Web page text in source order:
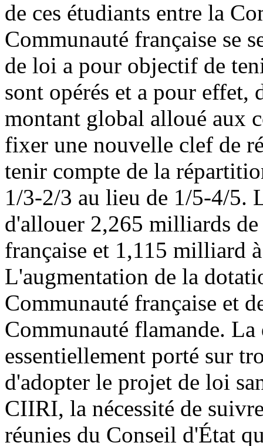
de ces étudiants entre la
Communauté française se
de loi a pour objectif de
sont opérés et a pour effet,
montant global alloué aux
fixer une nouvelle clef de
tenir compte de la
1/3-2/3 au lieu de 1/5-4/5.
d'allouer 2,265 milliards
française et 1,115 milliard
L'augmentation de la
Communauté française et
Communauté flamande. La
essentiellement porté sur
d'adopter le projet de loi
CIIRI, la nécessité de
réunies du Conseil d'État